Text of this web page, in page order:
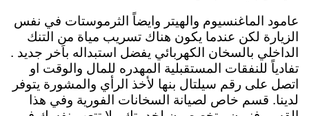
عامود الماغنسيوم والهيتر وايضاً الثرموستات في نفس
الزيارة لكن عندما يكون هناك تسريب مياة من التنك
الداخلي بالسخان الكهربائي يفضل استبداله باَخر جديد .
تفادياً للنفقات المستقبلية المهدره للمال والوقت او
اتصل على رقم سيلتال بنها لأخذ الرأي والمشورة يتوفر
لدينا. قسم خاص لصيانة السخانات الفورية وفي هذا